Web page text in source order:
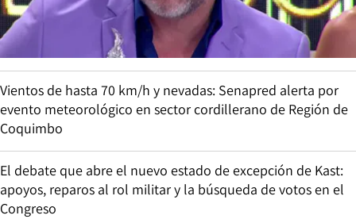
Vientos de hasta 70 km/h y nevadas: Senapred alerta por
evento meteorológico en sector cordillerano de Región de
Coquimbo
El debate que abre el nuevo estado de excepción de Kast:
apoyos, reparos al rol militar y la búsqueda de votos en el
Congreso